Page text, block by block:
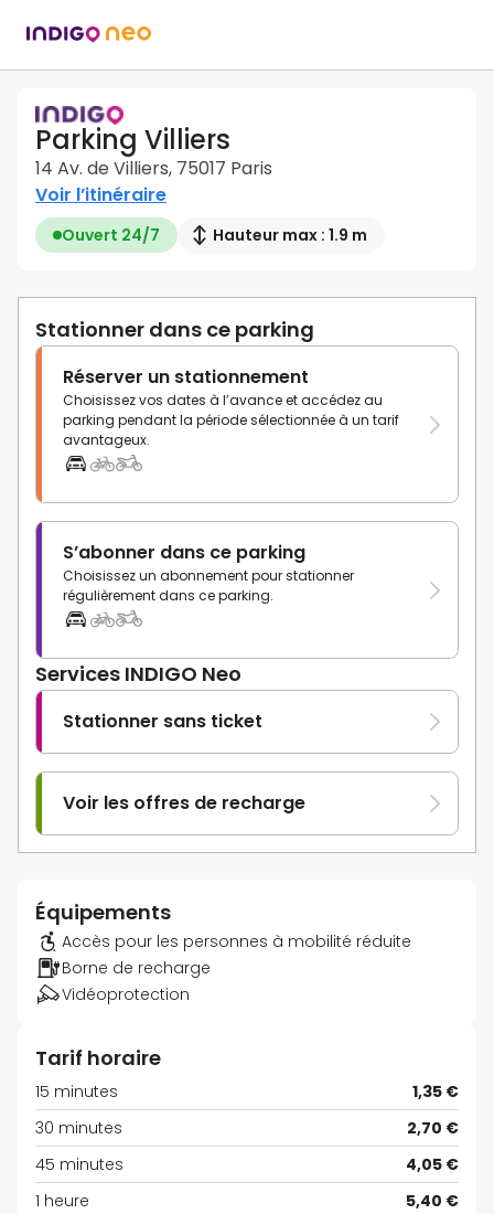
Parking Villiers
14 Av. de Villiers, 75017 Paris
Voir l’itinéraire
Ouvert 24/7 Hauteur max : 1.9 m
Stationner dans ce parking
Réserver un stationnement
Choisissez vos dates à l’avance et accédez au
parking pendant la période sélectionnée à un tarif
avantageux.
S’abonner dans ce parking
Choisissez un abonnement pour stationner
régulièrement dans ce parking.
Services INDIGO Neo
Stationner sans ticket
Voir les offres de recharge
Équipements
Accès pour les personnes à mobilité réduite
Borne de recharge
Vidéoprotection
Tarif horaire
15 minutes
1,35 €
30 minutes
2,70 €
45 minutes
4,05 €
1 heure
5,40 €